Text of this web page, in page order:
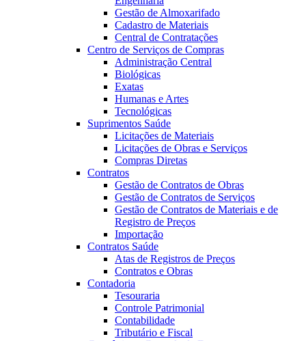
Gestão de Almoxarifado
Cadastro de Materiais
Central de Contratações
Centro de Serviços de Compras
Administração Central
Biológicas
Exatas
Humanas e Artes
Tecnológicas
Suprimentos Saúde
Licitações de Materiais
Licitações de Obras e Serviços
Compras Diretas
Contratos
Gestão de Contratos de Obras
Gestão de Contratos de Serviços
Gestão de Contratos de Materiais e de
Registro de Preços
Importação
Contratos Saúde
Atas de Registros de Preços
Contratos e Obras
Contadoria
Tesouraria
Controle Patrimonial
Contabilidade
Tributário e Fiscal